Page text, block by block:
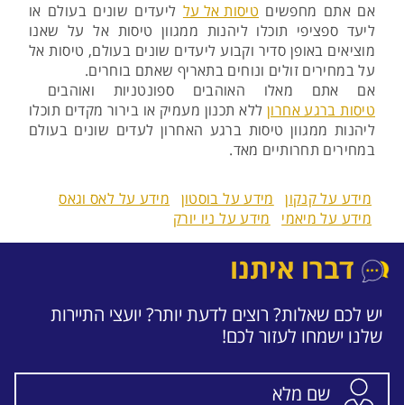
אם אתם מחפשים טיסות אל על ליעדים שונים בעולם או
ליעד ספציפי תוכלו ליהנות ממגוון טיסות אל על שאנו
מוציאים באופן סדיר וקבוע ליעדים שונים בעולם, טיסות אל
על במחירים זולים ונוחים בתאריף שאתם בוחרים.
אם אתם מאלו האוהבים ספונטניות ואוהבים
טיסות ברגע אחרון ללא תכנון מעמיק או בירור מקדים תוכלו
ליהנות ממגוון טיסות ברגע האחרון לעדים שונים בעולם
במחירים תחרותיים מאד.
מידע על קנקון מידע על בוסטון
מידע על לאס וגאס
מידע על מיאמי
מידע על ניו יורק
דברו איתנו
יש לכם שאלות? רוצים לדעת יותר? יועצי התיירות
שלנו ישמחו לעזור לכם!